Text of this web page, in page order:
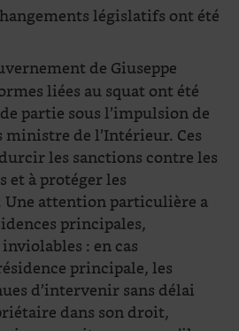
législatifs ont été
de Giuseppe
liées au squat ont été
partie sous l’impulsion de
de l’Intérieur. Ces
les sanctions contre les
et à protéger les
attention particulière a
principales,
: en cas
principale, les
d’intervenir sans délai
dans son droit,